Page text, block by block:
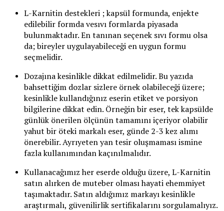
L-Karnitin destekleri ; kapsül formunda, enjekte
edilebilir formda vesıvı formlarda piyasada
bulunmaktadır. En tanınan seçenek sıvı formu olsa
da; bireyler uygulayabileceği en uygun formu
seçmelidir.
Dozajına kesinlikle dikkat edilmelidir. Bu yazıda
bahsettiğim dozlar sizlere örnek olabileceği üzere;
kesinlikle kullandığınız eserin etiket ve porsiyon
bilgilerine dikkat edin. Örneğin bir eser, tek kapsülde
günlük önerilen ölçünün tamamını içeriyor olabilir
yahut bir öteki markalı eser, günde 2-3 kez alımı
önerebilir. Ayrıyeten yan tesir oluşmaması ismine
fazla kullanımından kaçınılmalıdır.
Kullanacağımız her eserde olduğu üzere, L-Karnitin
satın alırken de muteber olması hayati ehemmiyet
taşımaktadır. Satın aldığımız markayı kesinlikle
araştırmalı, güvenilirlik sertifikalarını sorgulamalıyız.